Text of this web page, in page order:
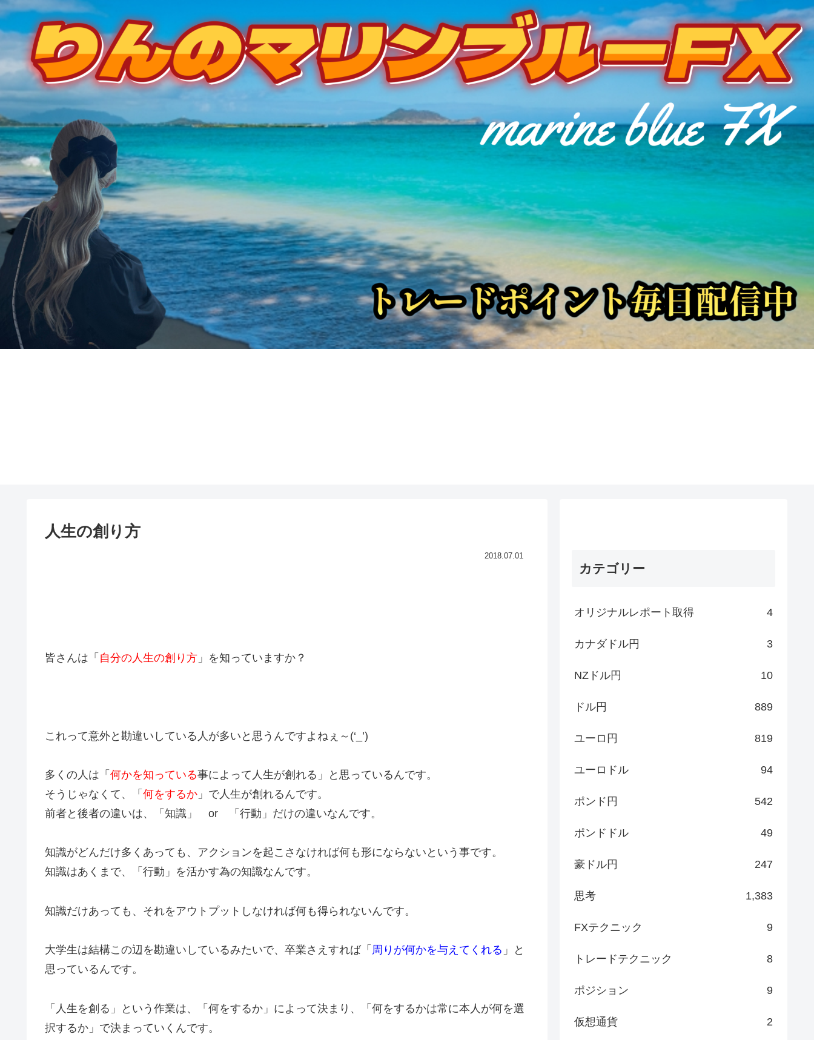
人生の創り方
2018.07.01
皆さんは「 自分の人生の創り方 」を知っていますか？
これって意外と勘違いしている人が多いと思うんですよねぇ～(‘_’)
多くの人は「 何かを知っている事によって人生が創れる」と思っているんです。
そうじゃなくて、「 何をするか 」で人生が創れるんです。
前者と後者の違いは、「知識」 or 「行動」だけの違いなんです。
知識がどんだけ多くあっても、アクションを起こさなければ何も形にならないという事です。
知識はあくまで、「行動」を活かす為の知識なんです。
知識だけあっても、それをアウトプットしなければ何も得られないんです。
大学生は結構この辺を勘違いしているみたいで、卒業さえすれば「 周りが何かを与えてくれる 」と
思っているんです。
「人生を創る」という作業は、「何をするか」によって決まり、「何をするかは常に本人が何を選
択するか」で決まっていくんです。
カテゴリー
オリジナルレポート取得 4
カナダドル円 3
NZドル円 10
ドル円 889
ユーロ円 819
ユーロドル 94
ポンド円 542
ポンドドル 49
豪ドル円 247
思考 1,383
FXテクニック 9
トレードテクニック 8
ポジション 9
仮想通貨 2